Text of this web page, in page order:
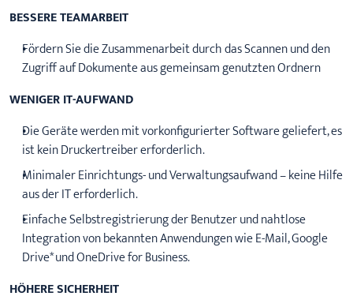
BESSERE TEAMARBEIT
Fördern Sie die Zusammenarbeit durch das Scannen und den
Zugriff auf Dokumente aus gemeinsam genutzten Ordnern
WENIGER IT-AUFWAND
Die Geräte werden mit vorkonfigurierter Software geliefert, es
ist kein Druckertreiber erforderlich.
Minimaler Einrichtungs- und Verwaltungsaufwand – keine Hilfe
aus der IT erforderlich.
Einfache Selbstregistrierung der Benutzer und nahtlose
Integration von bekannten Anwendungen wie E-Mail, Google
Drive* und OneDrive for Business.
HÖHERE SICHERHEIT